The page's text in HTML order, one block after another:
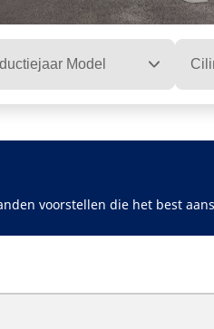
Model
voorstellen die het best